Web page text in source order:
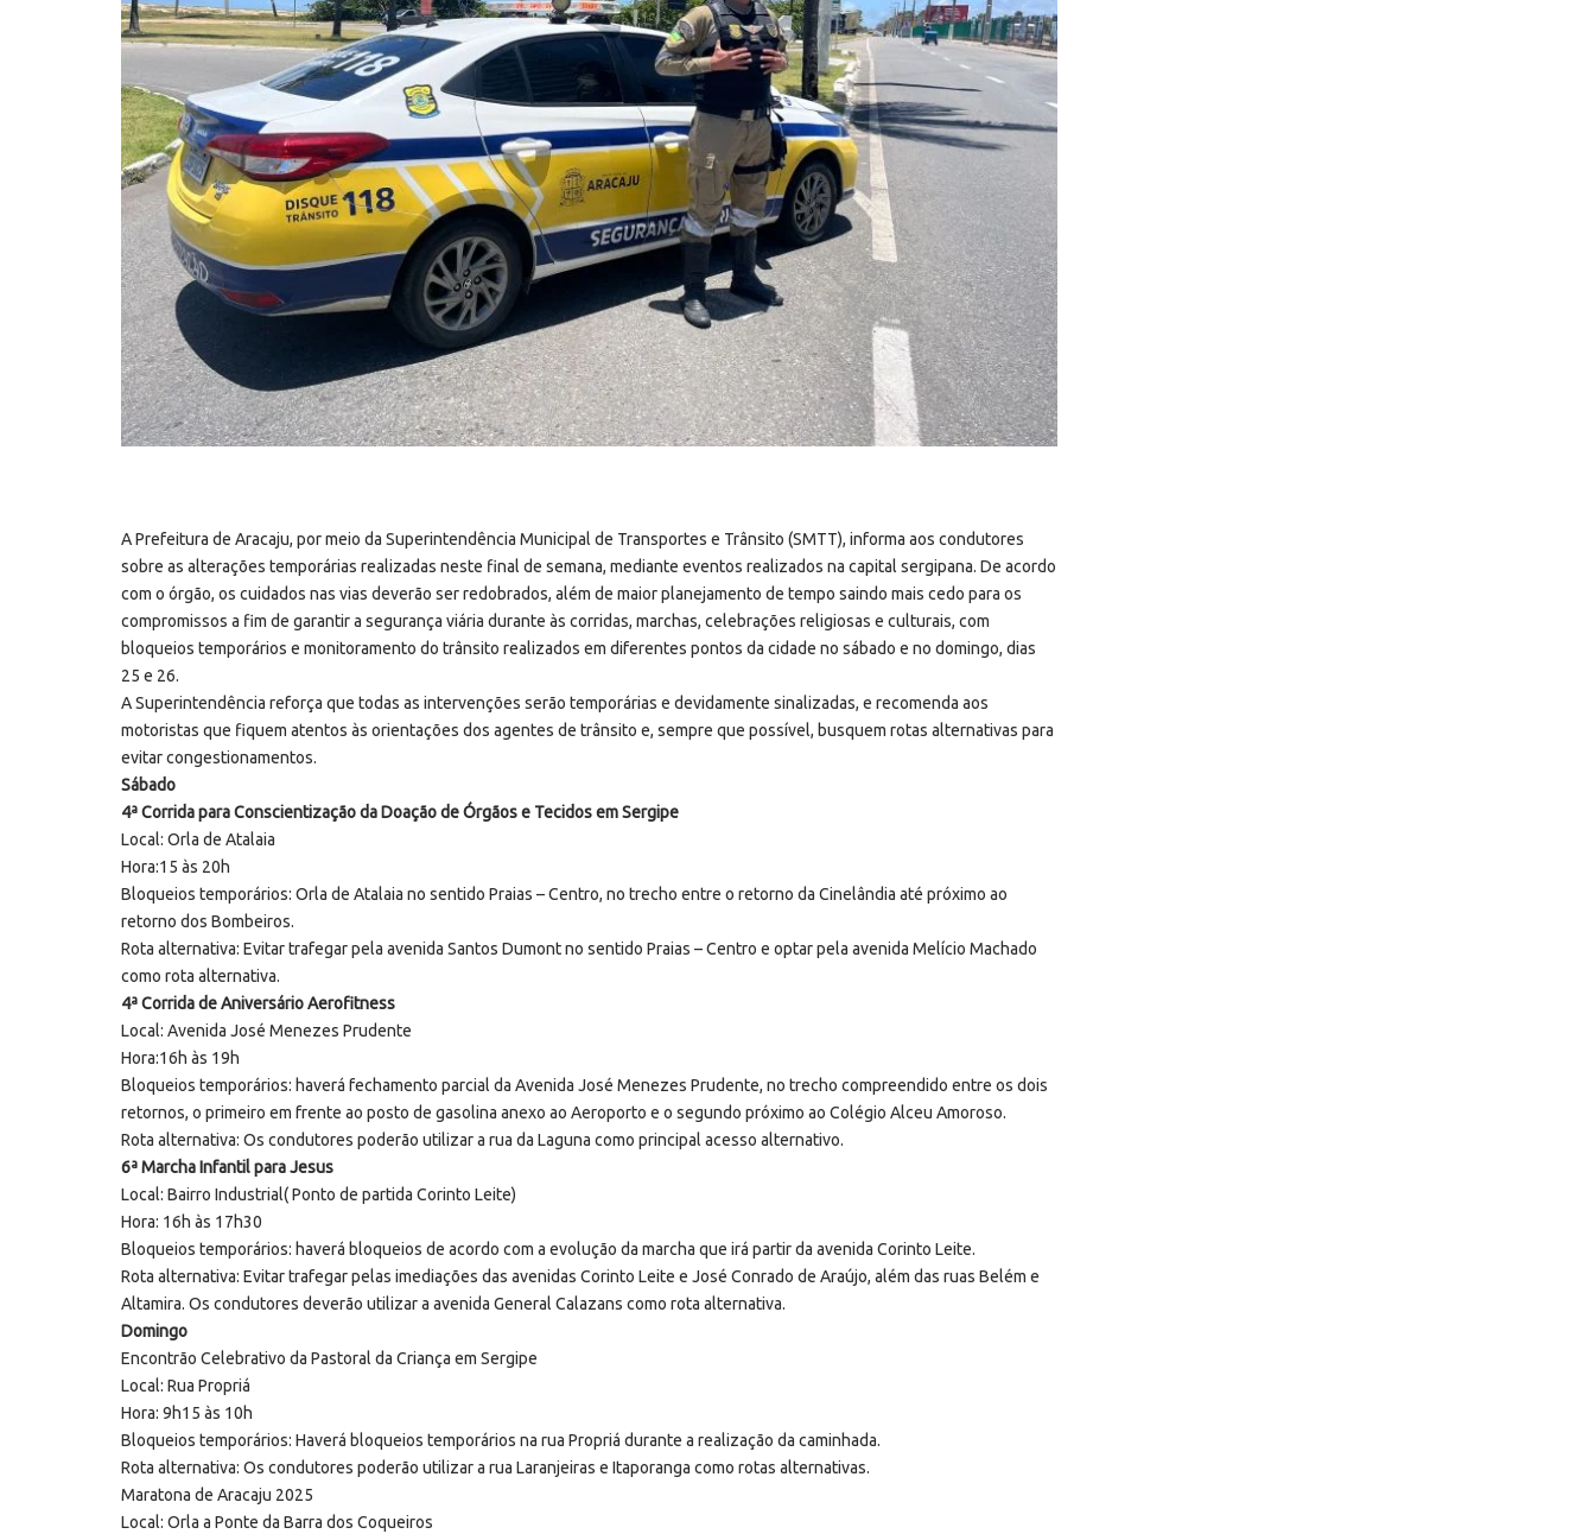
A Prefeitura de Aracaju, por meio da Superintendência Municipal de Transportes e Trânsito (SMTT), informa aos condutores
sobre as alterações temporárias realizadas neste final de semana, mediante eventos realizados na capital sergipana. De acordo
com o órgão, os cuidados nas vias deverão ser redobrados, além de maior planejamento de tempo saindo mais cedo para os
compromissos a fim de garantir a segurança viária durante às corridas, marchas, celebrações religiosas e culturais, com
bloqueios temporários e monitoramento do trânsito realizados em diferentes pontos da cidade no sábado e no domingo, dias
25 e 26.
A Superintendência reforça que todas as intervenções serão temporárias e devidamente sinalizadas, e recomenda aos
motoristas que fiquem atentos às orientações dos agentes de trânsito e, sempre que possível, busquem rotas alternativas para
evitar congestionamentos.
Sábado
4ª Corrida para Conscientização da Doação de Órgãos e Tecidos em Sergipe
Local: Orla de Atalaia
Hora:15 às 20h
Bloqueios temporários: Orla de Atalaia no sentido Praias – Centro, no trecho entre o retorno da Cinelândia até próximo ao
retorno dos Bombeiros.
Rota alternativa: Evitar trafegar pela avenida Santos Dumont no sentido Praias – Centro e optar pela avenida Melício Machado
como rota alternativa.
4ª Corrida de Aniversário Aerofitness
Local: Avenida José Menezes Prudente
Hora:16h às 19h
Bloqueios temporários: haverá fechamento parcial da Avenida José Menezes Prudente, no trecho compreendido entre os dois
retornos, o primeiro em frente ao posto de gasolina anexo ao Aeroporto e o segundo próximo ao Colégio Alceu Amoroso.
Rota alternativa: Os condutores poderão utilizar a rua da Laguna como principal acesso alternativo.
6ª Marcha Infantil para Jesus
Local: Bairro Industrial( Ponto de partida Corinto Leite)
Hora: 16h às 17h30
Bloqueios temporários: haverá bloqueios de acordo com a evolução da marcha que irá partir da avenida Corinto Leite.
Rota alternativa: Evitar trafegar pelas imediações das avenidas Corinto Leite e José Conrado de Araújo, além das ruas Belém e
Altamira. Os condutores deverão utilizar a avenida General Calazans como rota alternativa.
Domingo
Encontrão Celebrativo da Pastoral da Criança em Sergipe
Local: Rua Propriá
Hora: 9h15 às 10h
Bloqueios temporários: Haverá bloqueios temporários na rua Propriá durante a realização da caminhada.
Rota alternativa: Os condutores poderão utilizar a rua Laranjeiras e Itaporanga como rotas alternativas.
Maratona de Aracaju 2025
Local: Orla a Ponte da Barra dos Coqueiros